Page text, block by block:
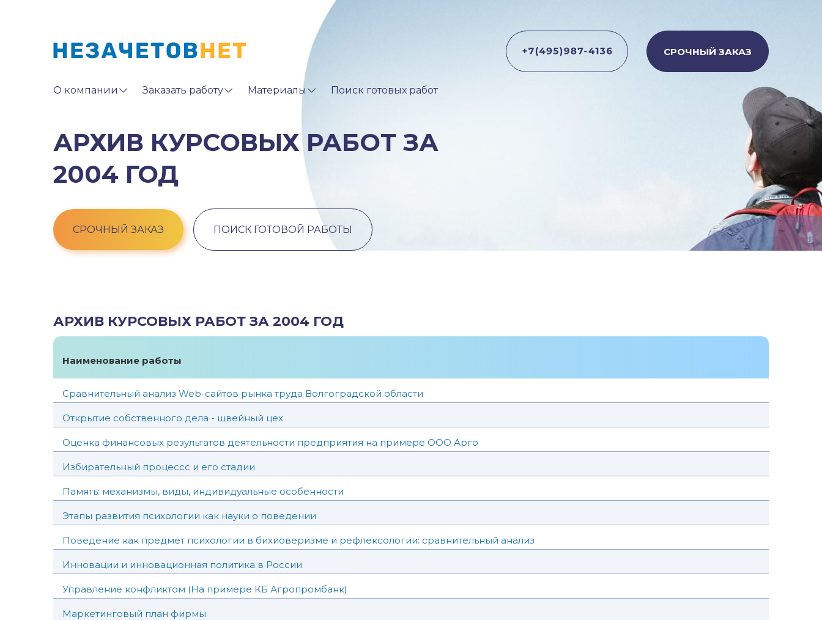
СРОЧНЫЙ ЗАКАЗ
О компании Заказать работу Материалы Поиск готовых работ
АРХИВ КУРСОВЫХ РАБОТ ЗА
2004 ГОД
СРОЧНЫЙ ЗАКАЗ ПОИСК ГОТОВОЙ РАБОТЫ
АРХИВ КУРСОВЫХ РАБОТ ЗА 2004 ГОД
Наименование работы
Сравнительный анализ Web-сайтов рынка труда Волгоградской области
Открытие собственного дела - швейный цех
Оценка финансовых результатов деятельности предприятия на примере ООО Арго
Избирательный процессс и его стадии
Память: механизмы, виды, индивидуальные особенности
Этапы развития психологии как науки о поведении
Поведение как предмет психологии в бихиоверизме и рефлексологии: сравнительный анализ
Инновации и инновационная политика в России
Управление конфликтом (На примере КБ Агропромбанк)
Маркетинговый план фирмы